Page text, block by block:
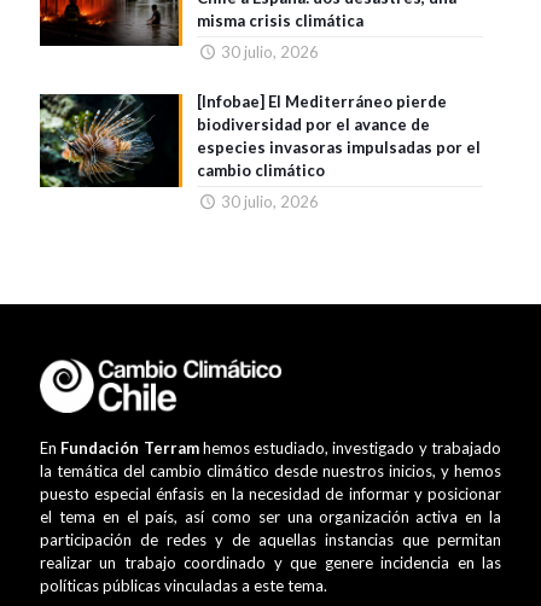
misma crisis climática
30 julio, 2026
[Infobae] El Mediterráneo pierde
biodiversidad por el avance de
especies invasoras impulsadas por el
cambio climático
30 julio, 2026
En Fundación Terramhemos estudiado, investigado y trabajado
la temática del cambio climático desde nuestros inicios, y hemos
puesto especial énfasis en la necesidad de informar y posicionar
el tema en el país, así como ser una organización activa en la
participación de redes y de aquellas instancias que permitan
realizar un trabajo coordinado y que genere incidencia en las
políticas públicas vinculadas a este tema.